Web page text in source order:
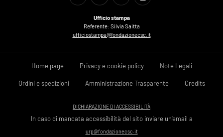
Ufficio stampa
Referente: Silvia Saitta
ufficiostampa@fondazionecsc.it
Home page Privacy e cookie policy Note Legali
Ordini e spedizioni Amministrazione Trasparente Credits
DICHIARAZIONE DI ACCESSIBILITÀ
In caso di mancata accessibilità del sito inviare un'email a
urp@fondazionecsc.it